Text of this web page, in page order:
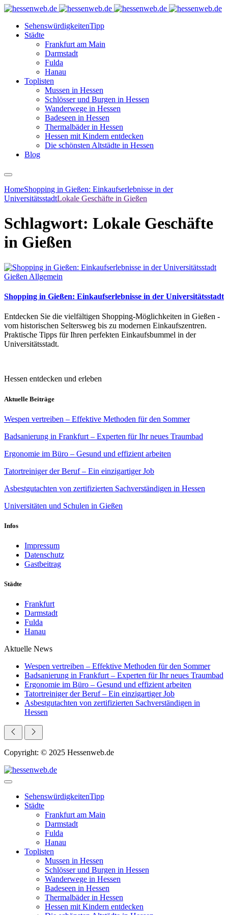
SehenswürdigkeitenTipp
Städte
Frankfurt am Main
Darmstadt
Fulda
Hanau
Toplisten
Mussen in Hessen
Schlösser und Burgen in Hessen
Wanderwege in Hessen
Badeseen in Hessen
Thermalbäder in Hessen
Hessen mit Kindern entdecken
Die schönsten Altstädte in Hessen
Blog
HomeShopping in Gießen: Einkaufserlebnisse in der
UniversitätsstadtLokale Geschäfte in Gießen
Schlagwort: Lokale Geschäfte
in Gießen
Gießen Allgemein
Shopping in Gießen: Einkaufserlebnisse in der Universitätsstadt
Entdecken Sie die vielfältigen Shopping-Möglichkeiten in Gießen -
vom historischen Seltersweg bis zu modernen Einkaufszentren.
Praktische Tipps für Ihren perfekten Einkaufsbummel in der
Universitätsstadt.
Hessen entdecken und erleben
Aktuelle Beiträge
Wespen vertreiben – Effektive Methoden für den Sommer
Badsanierung in Frankfurt – Experten für Ihr neues Traumbad
Ergonomie im Büro – Gesund und effizient arbeiten
Tatortreiniger der Beruf – Ein einzigartiger Job
Asbestgutachten von zertifizierten Sachverständigen in Hessen
Universitäten und Schulen in Gießen
Infos
Impressum
Datenschutz
Gastbeitrag
Städte
Frankfurt
Darmstadt
Fulda
Hanau
Aktuelle News
Wespen vertreiben – Effektive Methoden für den Sommer
Badsanierung in Frankfurt – Experten für Ihr neues Traumbad
Ergonomie im Büro – Gesund und effizient arbeiten
Tatortreiniger der Beruf – Ein einzigartiger Job
Asbestgutachten von zertifizierten Sachverständigen in
Hessen
Copyright: © 2025 Hessenweb.de
SehenswürdigkeitenTipp
Städte
Frankfurt am Main
Darmstadt
Fulda
Hanau
Toplisten
Mussen in Hessen
Schlösser und Burgen in Hessen
Wanderwege in Hessen
Badeseen in Hessen
Thermalbäder in Hessen
Hessen mit Kindern entdecken